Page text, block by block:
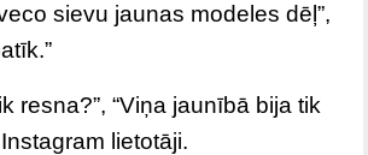
sievu jaunas modeles dēļ”,
resna?”, “Viņa jaunībā bija tik
lietotāji.